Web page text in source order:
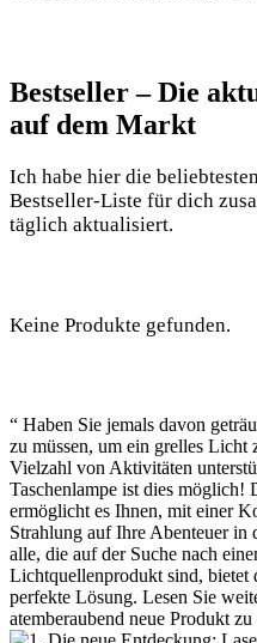
Bestseller – Die
auf dem‌ Markt
Ich habe ‍hier die
Bestseller-Liste für dich
täglich aktualisiert.
Keine Produkte gefunden.
“ Haben Sie jemals​ davon‌
zu müssen, um ein ⁣grelles Licht
Vielzahl von Aktivitäten⁤
Taschenlampe ist dies möglich!⁣
ermöglicht es Ihnen, mit einer
Strahlung auf Ihre Abenteuer ⁤in
alle, die ⁢auf der Suche nach
Lichtquellenprodukt⁣ sind, bietet
perfekte Lösung. Lesen Sie
⁢atemberaubend⁤ neue ​Produkt